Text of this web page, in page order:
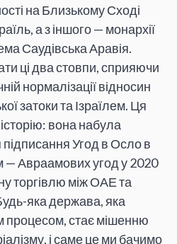
на Близькому Сході
а з іншого — монархії
Саудівська Аравія.
ці два стовпи, сприяючи
нормалізації відносин
затоки та Ізраїлем. Ця
вона набула
підписання Угод в Осло в
— Авраамових угод у 2020
торгівлю між ОАЕ та
яка держава, яка
процесом, стає мішенню
і саме це ми бачимо